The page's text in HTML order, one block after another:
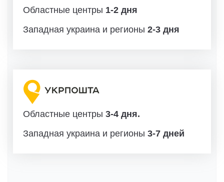
Областные центры 1-2 дня
Западная украина и регионы 2-3 дня
Областные центры 3-4 дня.
Западная украина и регионы 3-7 дней